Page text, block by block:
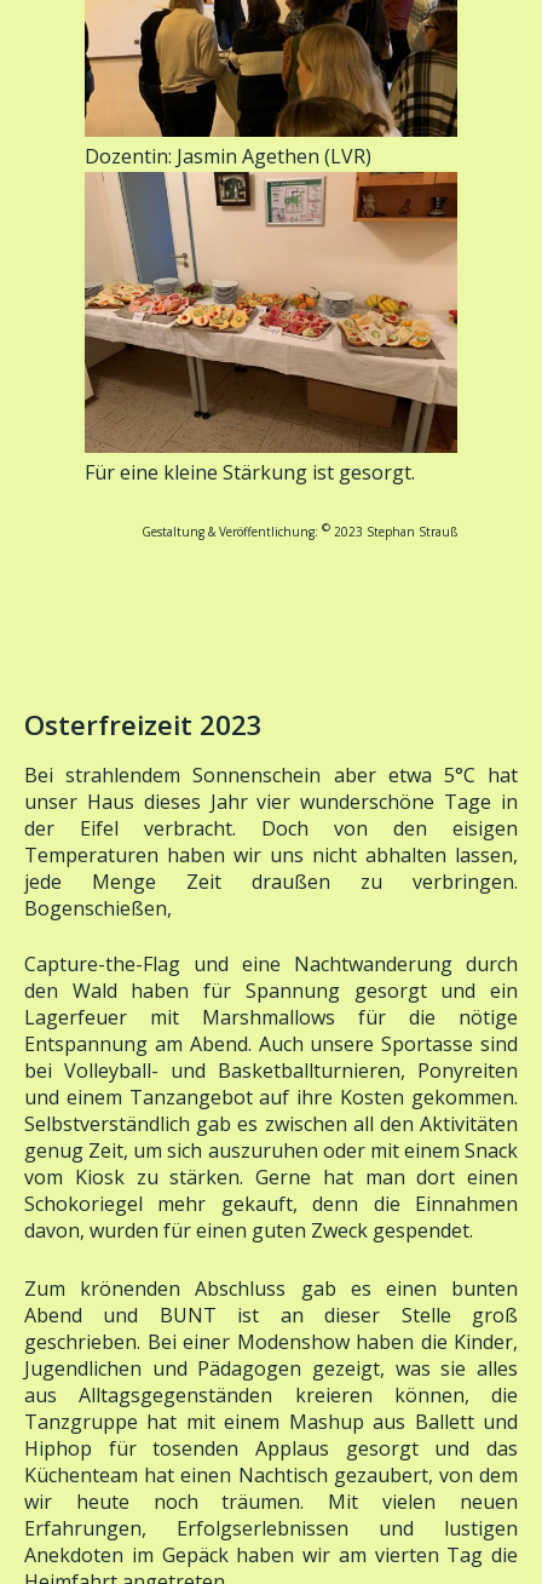
Dozentin: Jasmin Agethen (LVR)
Für eine kleine Stärkung ist gesorgt.
unser Haus dieses Jahr vier wunderschöne Tage in
der Eifel verbracht. Doch von den eisigen
Temperaturen haben wir uns nicht abhalten lassen,
jede Menge Zeit draußen zu verbringen.
Bogenschießen,
den Wald haben für Spannung gesorgt und ein
Lagerfeuer mit Marshmallows für die nötige
Entspannung am Abend. Auch unsere Sportasse sind
bei Volleyball- und Basketballturnieren, Ponyreiten
und einem Tanzangebot auf ihre Kosten gekommen.
Selbstverständlich gab es zwischen all den Aktivitäten
genug Zeit, um sich auszuruhen oder mit einem Snack
vom Kiosk zu stärken. Gerne hat man dort einen
Schokoriegel mehr gekauft, denn die Einnahmen
davon, wurden für einen guten Zweck gespendet.
Abend und BUNT ist an dieser Stelle groß
geschrieben. Bei einer Modenshow haben die Kinder,
Jugendlichen und Pädagogen gezeigt, was sie alles
aus Alltagsgegenständen kreieren können, die
Tanzgruppe hat mit einem Mashup aus Ballett und
Hiphop für tosenden Applaus gesorgt und das
Küchenteam hat einen Nachtisch gezaubert, von dem
wir heute noch träumen. Mit vielen neuen
Erfahrungen, Erfolgserlebnissen und lustigen
Anekdoten im Gepäck haben wir am vierten Tag die
Heimfahrt angetreten.